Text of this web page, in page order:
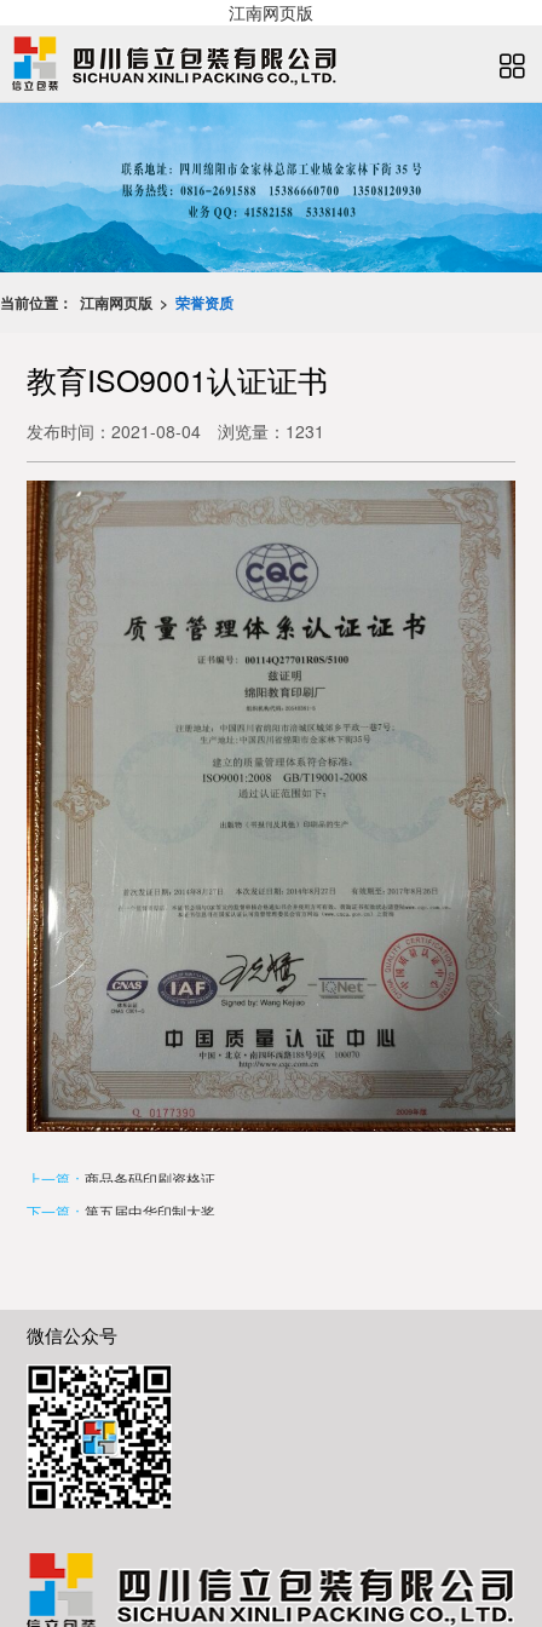
江南网页版
当前位置： 江南网页版 > 荣誉资质
教育ISO9001认证证书
发布时间：2021-08-04 浏览量：1231
上一篇：商品条码印刷资格证
下一篇：第五届中华印制大奖
微信公众号